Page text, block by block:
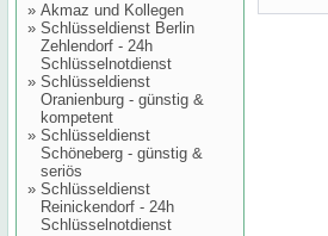
» Akmaz und Kollegen
» Schlüsseldienst Berlin
Zehlendorf - 24h
Schlüsselnotdienst
» Schlüsseldienst
Oranienburg - günstig &
kompetent
» Schlüsseldienst
Schöneberg - günstig &
seriös
» Schlüsseldienst
Reinickendorf - 24h
Schlüsselnotdienst